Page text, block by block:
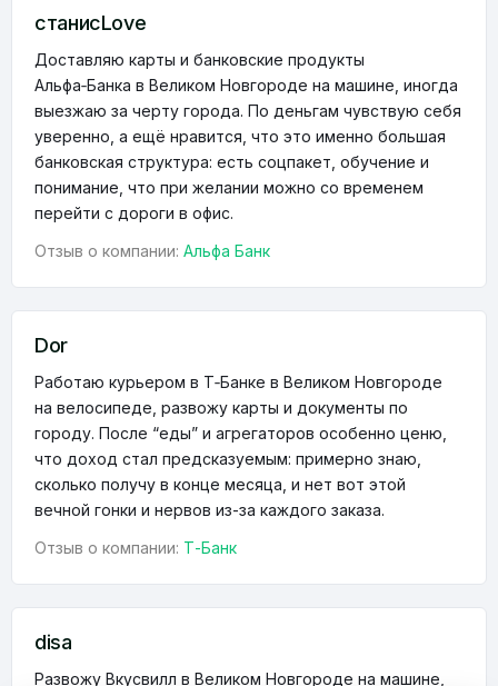
станисLove
Доставляю карты и банковские продукты
Альфа‑Банка в Великом Новгороде на машине, иногда
выезжаю за черту города. По деньгам чувствую себя
уверенно, а ещё нравится, что это именно большая
банковская структура: есть соцпакет, обучение и
понимание, что при желании можно со временем
перейти с дороги в офис.
Отзыв о компании: Альфа Банк
Dor
Работаю курьером в Т‑Банке в Великом Новгороде
на велосипеде, развожу карты и документы по
городу. После “еды” и агрегаторов особенно ценю,
что доход стал предсказуемым: примерно знаю,
сколько получу в конце месяца, и нет вот этой
вечной гонки и нервов из-за каждого заказа.
Отзыв о компании: Т-Банк
disa
Развожу Вкусвилл в Великом Новгороде на машине,